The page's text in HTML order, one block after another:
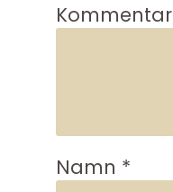
Kommentar
Namn *